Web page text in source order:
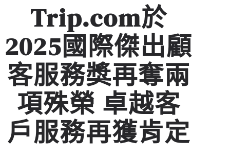
Trip.com於
2025國際傑出顧
客服務獎再奪兩
項殊榮 卓越客
戶服務再獲肯定